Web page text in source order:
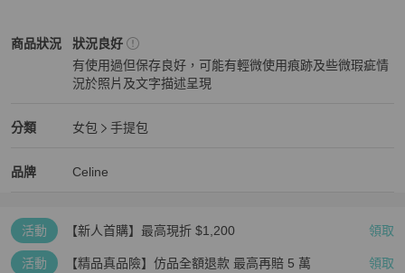
商品狀況
Celine女包 商品狀態與細節
狀況良好
有使用過但保存良好，可能有輕微使用痕跡及些微瑕疵情
況於照片及文字描述呈現
分類
Celine 分類資訊
女包
手提包
品牌
Celine 女包品牌介紹
Celine
Celine 推薦清單
活動 【新人首購】最高現折 $1,200 領取
活動 【精品真品險】仿品全額退款 最高再賠 5 萬 領取